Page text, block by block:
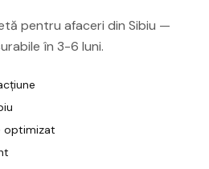
pentru afaceri din Sibiu —
în 3-6 luni.
optimizat